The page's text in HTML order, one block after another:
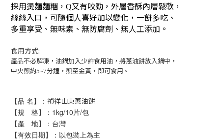
採用燙麵麵糰，Q又有咬勁，外層香酥內層鬆軟，
絲絲入口，可隨個人喜好加以變化，一餅多吃、
多重享受、無味素、無防腐劑、無人工添加。
食用方式:
產品不必解凍，油鍋加入少許食用油，將蔥油餅放入鍋中，
中火煎約5~7分鐘，煎至金黃，即可食用。
【品 名】： 禎祥山東蔥油餅
【規 格】： 1kg/10片/包
【產 地】：台灣
【有效日期】：以包裝上為主